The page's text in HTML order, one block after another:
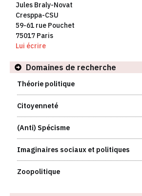
Jules Braly-Novat
Cresppa-CSU
59-61 rue Pouchet
75017 Paris
Lui écrire
Domaines de recherche
Théorie politique
Citoyenneté
(Anti) Spécisme
Imaginaires sociaux et politiques
Zoopolitique